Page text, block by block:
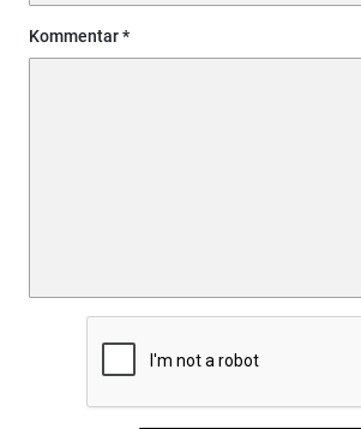
Kommentar